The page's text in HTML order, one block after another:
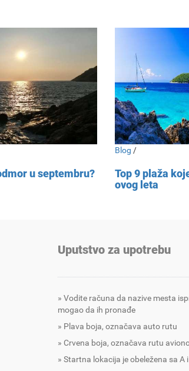
u septembru?
Blog /
Top 9 plaža
ovog leta
Uputstvo za upotrebu
Vodite računa da nazive mesta
mogao da ih pronađe
Plava boja, označava auto rutu
Crvena boja, označava rutu
Startna lokacija je obeležena sa